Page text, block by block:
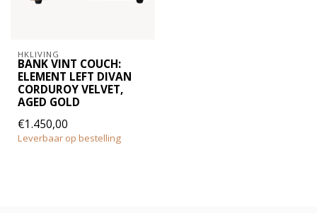
HKLIVING
BANK VINT COUCH:
ELEMENT LEFT DIVAN
CORDUROY VELVET,
AGED GOLD
€1.450,00
Leverbaar op bestelling